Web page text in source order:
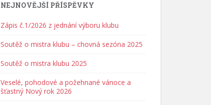
NEJNOVĚJŠÍ PŘÍSPĚVKY
Zápis č.1/2026 z jednání výboru klubu
Soutěž o mistra klubu – chovná sezóna 2025
Soutěž o mistra klubu 2025
Veselé, pohodové a požehnané vánoce a
šťastný Nový rok 2026